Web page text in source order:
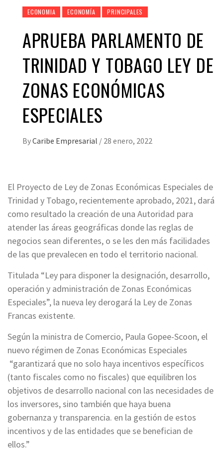
ECONOMIA ECONOMÍA PRINCIPALES
APRUEBA PARLAMENTO DE
TRINIDAD Y TOBAGO LEY DE
ZONAS ECONÓMICAS
ESPECIALES
ByCaribe Empresarial / 28 enero, 2022
El Proyecto de Ley de Zonas Económicas Especiales de
Trinidad y Tobago, recientemente aprobado, 2021, dará
como resultado la creación de una Autoridad para
atender las áreas geográficas donde las reglas de
negocios sean diferentes, o se les den más facilidades
de las que prevalecen en todo el territorio nacional.
Titulada “Ley para disponer la designación, desarrollo,
operación y administración de Zonas Económicas
Especiales”, la nueva ley derogará la Ley de Zonas
Francas existente.
Según la ministra de Comercio, Paula Gopee-Scoon, el
nuevo régimen de Zonas Económicas Especiales
“garantizará que no solo haya incentivos específicos
(tanto fiscales como no fiscales) que equilibren los
objetivos de desarrollo nacional con las necesidades de
los inversores, sino también que haya buena
gobernanza y transparencia. en la gestión de estos
incentivos y de las entidades que se benefician de
ellos.”